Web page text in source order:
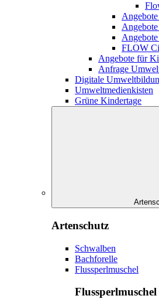
FLOW
Angebote für
Anfrage
Digitale
Umweltmedienkisten
Grüne Kindertage
Artenschutz
Schwalben
Bachforelle
Flussperlmuschel
Flussperlmuschel